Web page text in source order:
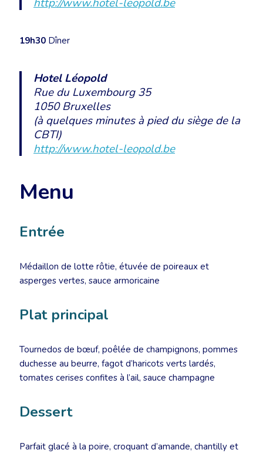
19h30 Dîner
Hotel Léopold
Rue du Luxembourg 35
1050 Bruxelles
(à quelques minutes à pied du siège de la
CBTI)
http://www.hotel-leopold.be
Menu
Entrée
Médaillon de lotte rôtie, étuvée de poireaux et
asperges vertes, sauce armoricaine
Plat principal
Tournedos de bœuf, poêlée de champignons, pommes
duchesse au beurre, fagot d’haricots verts lardés,
tomates cerises confites à l’ail, sauce champagne
Dessert
Parfait glacé à la poire, croquant d’amande, chantilly et